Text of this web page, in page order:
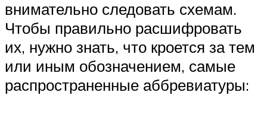
внимательно следовать схемам.
Чтобы правильно расшифровать
их, нужно знать, что кроется за тем
или иным обозначением, самые
распространенные аббревиатуры: